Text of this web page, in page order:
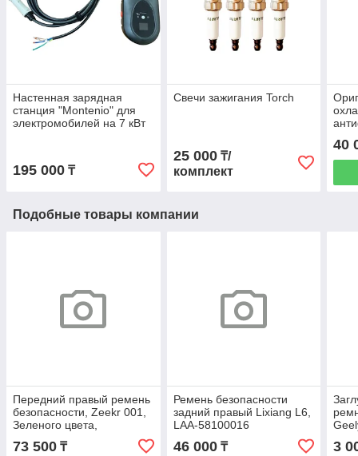
Настенная зарядная
станция "Montenio" для
электромобилей на 7 кВт
195 000 ₸
Свечи зажигания Torch
25 000₸/
комплект
40
Подобные товары компании
Передний правый ремень
безопасности, Zeekr 001,
Зеленого цвета,
73 500 ₸
Ремень безопасности
задний правый Lixiang L6,
LAA-58100016
46 000₸ 3